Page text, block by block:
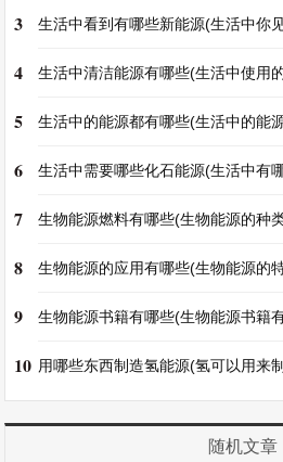
3 生活中看到有哪些新能源(生活中你
4 生活中清洁能源有哪些(生活中使用
5 生活中的能源都有哪些(生活中的能
6 生活中需要哪些化石能源(生活中有
7 生物能源燃料有哪些(生物能源的种
8 生物能源的应用有哪些(生物能源的
9 生物能源书籍有哪些(生物能源书籍
10 用哪些东西制造氢能源(氢可以用来
随机文章